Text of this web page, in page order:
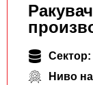
Сектор:
Ниво